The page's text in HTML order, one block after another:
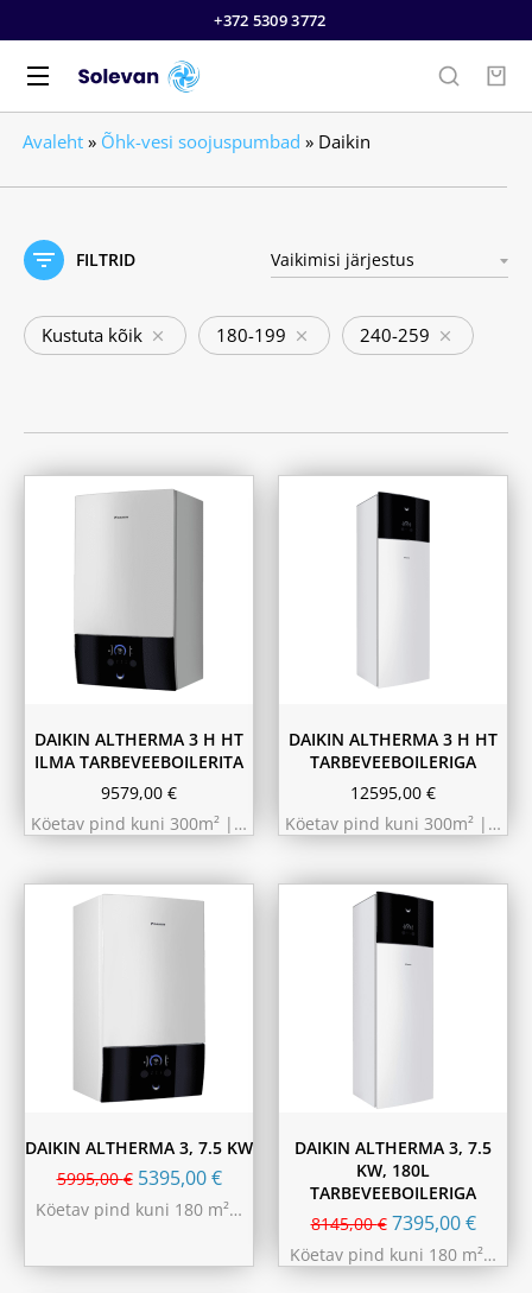
+372 5309 3772
Avaleht » Õhk-vesi soojuspumbad » Daikin
FILTRID
Kustuta kõik 180-199 240-259
10.44 kW 260m²
9.75 kW 220m²
DAIKIN ALTHERMA 3 H HT
ILMA TARBEVEEBOILERITA
9579,00 €
Köetav pind kuni 300m² |…
230L
DAIKIN ALTHERMA 3 H HT
TARBEVEEBOILERIGA
12595,00 €
Köetav pind kuni 300m² |…
DAIKIN ALTHERMA 3, 7.5 KW
5995,00€ 5395,00€
Köetav pind kuni 180 m²…
DAIKIN ALTHERMA 3, 7.5
KW, 180L
TARBEVEEBOILERIGA
8145,00€ 7395,00€
Köetav pind kuni 180 m²…